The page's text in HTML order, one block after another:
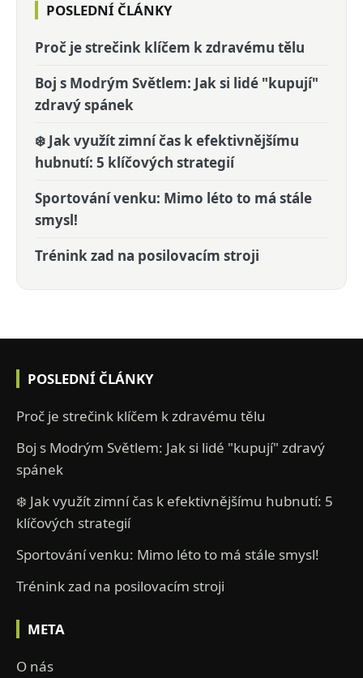
POSLEDNÍ ČLÁNKY
Proč je strečink klíčem k zdravému tělu
Boj s Modrým Světlem: Jak si lidé "kupují"
zdravý spánek
❄️ Jak využít zimní čas k efektivnějšímu
hubnutí: 5 klíčových strategií
Sportování venku: Mimo léto to má stále
smysl!
Trénink zad na posilovacím stroji
POSLEDNÍ ČLÁNKY
Proč je strečink klíčem k zdravému tělu
Boj s Modrým Světlem: Jak si lidé "kupují" zdravý
spánek
❄️ Jak využít zimní čas k efektivnějšímu hubnutí: 5
klíčových strategií
Sportování venku: Mimo léto to má stále smysl!
Trénink zad na posilovacím stroji
META
O nás